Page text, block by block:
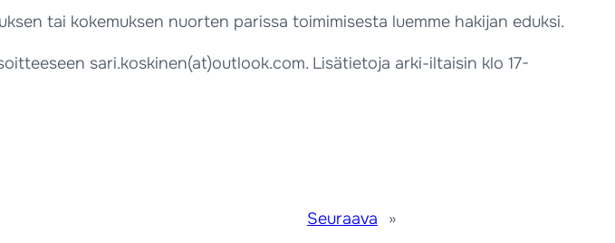
tai kokemuksen nuorten parissa toimimisesta luemme hakijan eduksi.
sari.koskinen(at)outlook.com. Lisätietoja arki-iltaisin klo 17-
Seuraava »